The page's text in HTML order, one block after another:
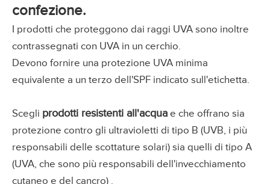
confezione.
I prodotti che proteggono dai raggi UVA sono inoltre
contrassegnati con UVA in un cerchio.
Devono fornire una protezione UVA minima
equivalente a un terzo dell'SPF indicato sull'etichetta.
Scegli prodotti resistenti all'acqua e che offrano sia
protezione contro gli ultravioletti di tipo B (UVB, i più
responsabili delle scottature solari) sia quelli di tipo A
(UVA, che sono più responsabili dell'invecchiamento
cutaneo e del cancro) .